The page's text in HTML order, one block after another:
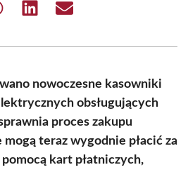
Share Share
nowoczesne kasowniki
obsługujących
proces zakupu
teraz wygodnie płacić za
kart płatniczych,